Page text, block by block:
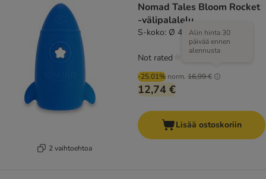
2 vaihtoehtoa
Nomad Tales Bloom Rocket
-välipalalelu
S-koko: Ø 4,6 x H 9,5 cm
-25.01% norm. 16,99 €
Alin hinta 30
päivää ennen
alennusta
12,74 €
Not rated
Lisää ostoskoriin